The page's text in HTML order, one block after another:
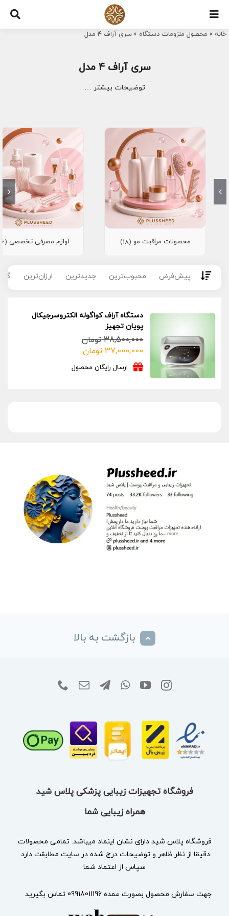
Skip
content
خانه » محصول ملزومات دستگاه » سری آراف 4 مدل
سری آراف 4 مدل
توضیحات بیشتر …
محصولات مراقبت مو (18) لوازم مصرفی تخصصی (16)
پیش‌فرض محبوب‌ترین جدیدترین ارزان‌ترین
دستگاه آراف کواگوله الکتروسرجیکال
پویان تجهیز
38,500,000 تومان
قیمت
اصلی:
38,500,000 تومان
37,000,000 تومان
قیمت
فعلی:
37,000,000 تومان.
ارسال رایگان محصول
بازگشت به بالا
فروشگاه تجهیزات زیبایی پزشکی پلاس شید
همراه زیبایی شما
فروشگاه پلاس شید دارای نشان اینماد میباشد. تمامی محصولات
دقیقا از نظر ظاهر و توضیحات درج شده در سایت مطابقت دارد.
سپاس از اعتماد شما
جهت سفارش محصول بصورت عمده 09918011196 تماس بگیرید